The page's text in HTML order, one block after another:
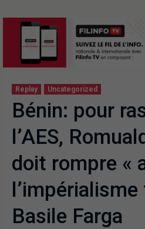
Replay Uncategorized
Bénin: pour
l’AES,
doit rompre «
Basile Farga